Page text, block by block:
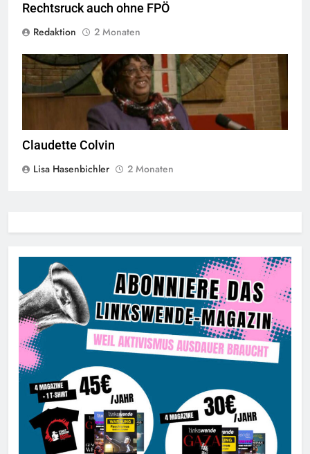
Rechtsruck auch ohne FPÖ
Redaktion
2 Monaten
By "FanSmiles" on YouTube, © CC-BY 3.0
Claudette Colvin
Lisa Hasenbichler
2 Monaten